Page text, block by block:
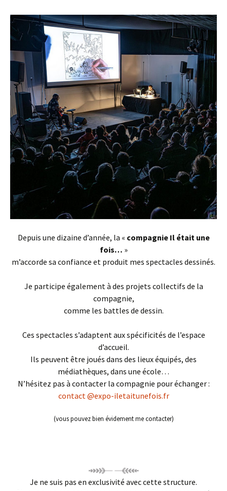
Depuis une dizaine d’année, la « compagnie Il était une
fois… »
m’accorde sa confiance et produit mes spectacles dessinés.
Je participe également à des projets collectifs de la
compagnie,
comme les battles de dessin.
Ces spectacles s’adaptent aux spécificités de l’espace
d’accueil.
Ils peuvent être joués dans des lieux équipés, des
médiathèques, dans une école…
N’hésitez pas à contacter la compagnie pour échanger :
contact @expo-iletaitunefois.fr
(vous pouvez bien évidement me contacter)
Je ne suis pas en exclusivité avec cette structure.